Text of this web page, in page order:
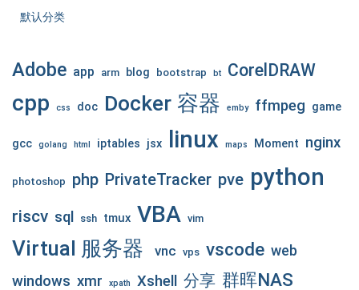
默认分类
Adobe app arm blog bootstrap bt CorelDRAW
cpp css doc Docker 容器 emby ffmpeg game
gcc golang html iptables jsx linux maps Moment nginx
photoshop php PrivateTracker pve python
riscv sql ssh tmux VBA vim
Virtual 服务器 vnc vps vscode web
windows xmr xpath Xshell 分享 群晖NAS